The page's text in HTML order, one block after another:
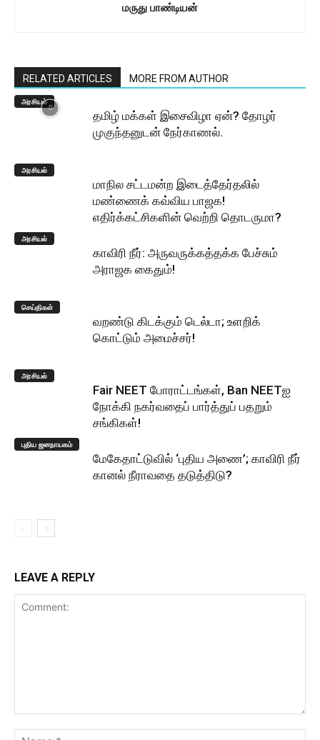
மருது பாண்டியன்
RELATED ARTICLES MORE FROM AUTHOR
அரசியல்
தமிழ் மக்கள் இசைவிழா ஏன்? தோழர்
முகுந்தனுடன் நேர்காணல்.
அரசியல்
மாநில சட்டமன்ற இடைத்தேர்தலில்
மண்ணைக் கவ்விய பாஜக!
எதிர்க்கட்சிகளின் வெற்றி தொடருமா?
அரசியல்
காவிரி நீர்: அருவருக்கத்தக்க பேச்சும்
அராஜக கைதும்!
செய்திகள்
வறண்டு கிடக்கும் டெல்டா; உளறிக்
கொட்டும் அமைச்சர்!
அரசியல்
Fair NEET போராட்டங்கள், Ban NEETஐ
நோக்கி நகர்வதைப் பார்த்துப் பதறும்
சங்கிகள்!
புதிய ஜனநாயகம்
மேகேதாட்டுவில் ‘புதிய அணை’; காவிரி நீர்
கானல் நீராவதை தடுத்திடு?
LEAVE A REPLY